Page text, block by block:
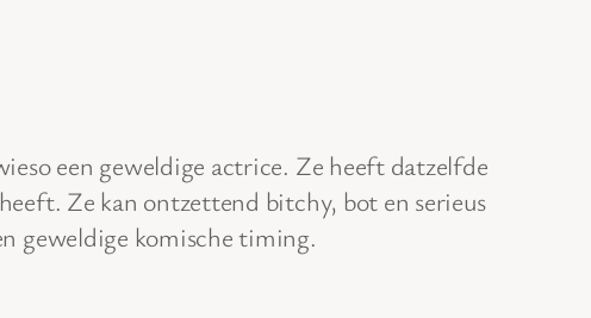
een geweldige actrice. Ze heeft datzelfde
Ze kan ontzettend bitchy, bot en serieus
geweldige komische timing.